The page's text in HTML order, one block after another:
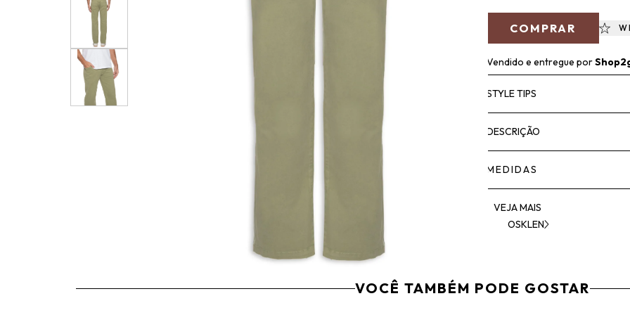
COMPRAR
Vendido e entregue por
STYLE TIPS
DESCRIÇÃO
MEDIDAS
VEJA MAIS
OSKLEN
VOCÊ TAMBÉM PODE GOSTAR